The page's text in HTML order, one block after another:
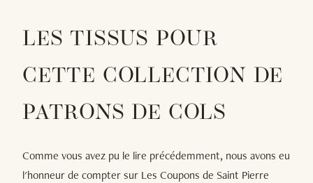
LES TISSUS POUR
CETTE COLLECTION DE
PATRONS DE COLS
Comme vous avez pu le lire précédemment, nous avons eu
l'honneur de compter sur Les Coupons de Saint Pierre